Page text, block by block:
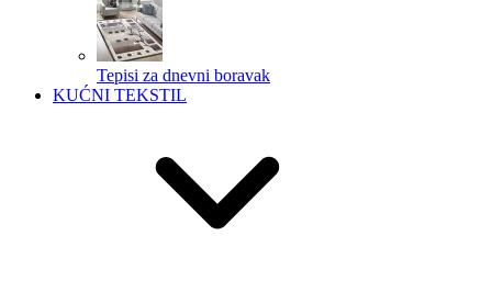
Tepisi za dnevni boravak
KUĆNI TEKSTIL